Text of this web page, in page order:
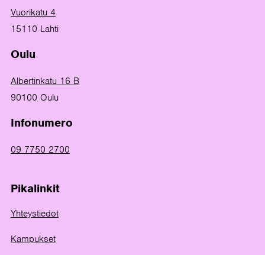
Vuorikatu 4
15110 Lahti
Oulu
Albertinkatu 16 B
90100 Oulu
Infonumero
09 7750 2700
Pikalinkit
Yhteystiedot
Kampukset